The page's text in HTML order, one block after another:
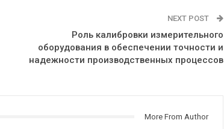
NEXT POST
Роль калибровки измерительного
оборудования в обеспечении точности и
надежности производственных процессов
More From Author